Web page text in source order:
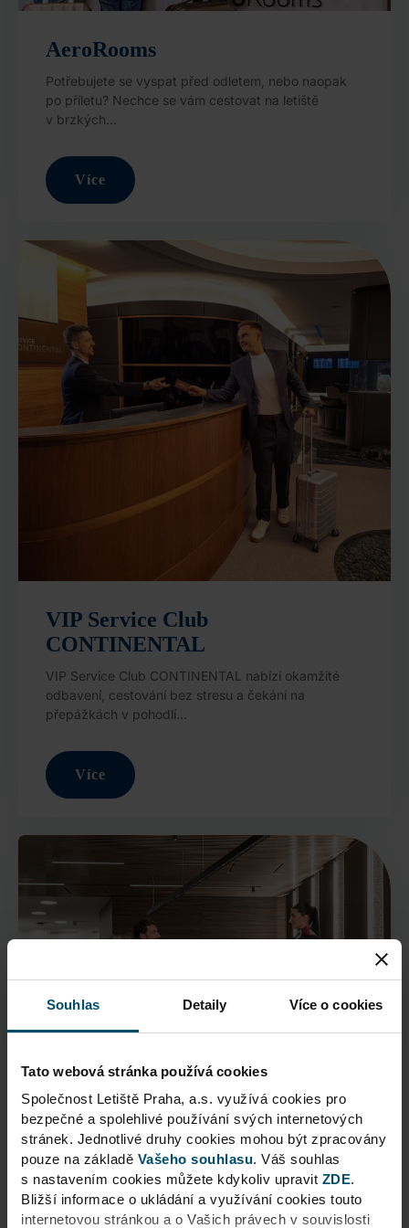
Souhlas Detaily Více o cookies
Tato webová stránka používá cookies
Společnost Letiště Praha, a.s. využívá cookies pro
bezpečné a spolehlivé používání svých internetových
stránek. Jednotlivé druhy cookies mohou být zpracovány
pouze na základě Vašeho souhlasu. Váš souhlas
s nastavením cookies můžete kdykoliv upravit ZDE.
Bližší informace o ukládání a využívání cookies touto
internetovou stránkou a o Vašich právech v souvislosti
AeroRooms
Potřebujete se vyspat před odletem, nebo naopak
po příletu? Nechce se vám cestovat na letiště
v brzkých…
Více
VIP Service Club
CONTINENTAL
VIP Service Club CONTINENTAL nabízí okamžité
odbavení, cestování bez stresu a čekání na
přepážkách v pohodlí…
Více
ERSTE Premier Lounge -